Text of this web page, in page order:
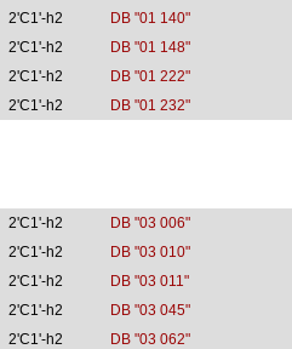
2'C1'-h2
DB "01 140"
2'C1'-h2
DB "01 148"
2'C1'-h2
DB "01 222"
2'C1'-h2 DB "01 232"
2'C1'-h2
DB "03 006"
2'C1'-h2
DB "03 010"
2'C1'-h2
DB "03 011"
2'C1'-h2
DB "03 045"
2'C1'-h2
DB "03 062"